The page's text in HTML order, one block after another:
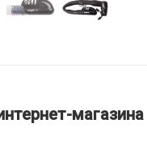
магазина